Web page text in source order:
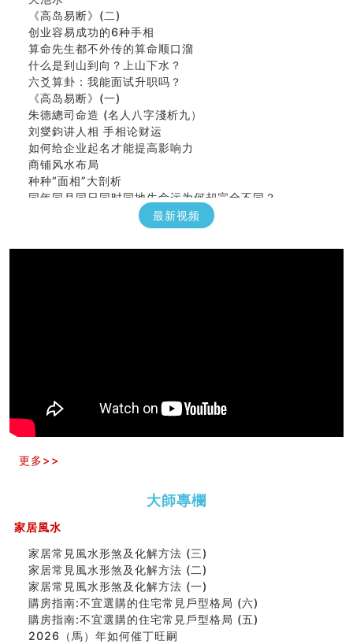
《高岛易断》(二)
创业容易成功的6种手相
算命先生都不外传的算命顺口溜
什么是到山到向？上山下水？
六爻算卦：我能面试升职吗？
《高岛易断》(一)
朱德總司命造 (名⼈⼋字淺析九）
刘燮鈞讲人相 手相论财运
如何给企业起名才能提高影响力
商铺风水布局
种种“面相”大剖析
同年同月同日同时同地生命运为何却完全不同？
商舖大門的風水原則 (上)
四墓库真诠
套房風水怎麼看？ 租屋風水禁忌有哪些？搬家禁忌要注
意！
精选1500个五行属金的字
精选1000个五行属土的字
人的面相看财运
玄空本义(八)
六爻算卦：测腹中胎儿是男是女
中國改革開放總設計師鄧小平命造 (名人八字淺析八）
测字（实例解释）
精选1000个五行属火的字
玄空本义(七)
刘燮鈞讲人相 手纹与命运(二)
最新视频
更多>>
大師專欄
家居風水
家居常見風水形煞及化解方法 (三)
家居常見風水形煞及化解方法 (二)
家居常見風水形煞及化解方法 (一)
購房指南:不宜選購的住宅常見戶型格局 (六)
購房指南:不宜選購的住宅常見戶型格局 (五)
2026（馬）年如何催丁旺嗣